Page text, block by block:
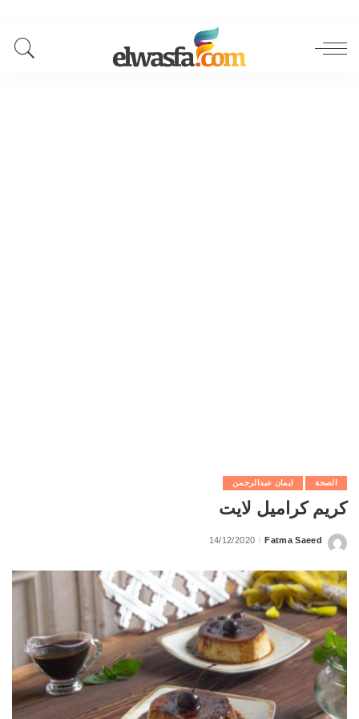
الصحة ايمان عبدالرحمن
كريم كراميل لايت
Posted
Fatma Saeed
14/12/2020